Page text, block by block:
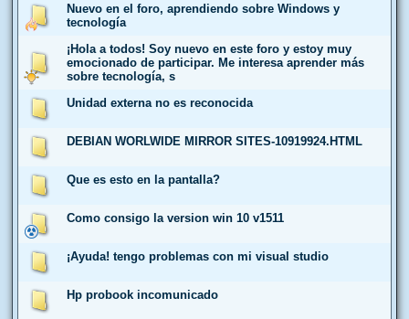
Nuevo en el foro, aprendiendo sobre Windows y
tecnología
¡Hola a todos! Soy nuevo en este foro y estoy muy
emocionado de participar. Me interesa aprender más
sobre tecnología, s
Unidad externa no es reconocida
DEBIAN WORLWIDE MIRROR SITES-10919924.HTML
Que es esto en la pantalla?
Como consigo la version win 10 v1511
¡Ayuda! tengo problemas con mi visual studio
Hp probook incomunicado